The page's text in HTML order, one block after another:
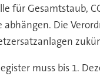
für Gesamtstaub,
abhängen. Die
muss bis 1.